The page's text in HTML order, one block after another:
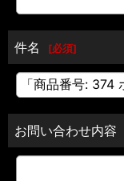
件名 [必須]
お問い合わせ内容